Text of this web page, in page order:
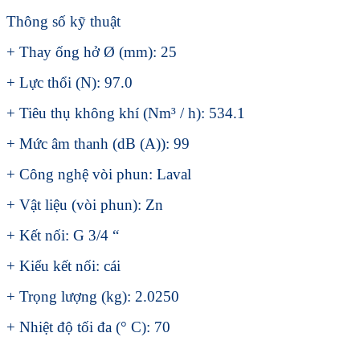
Thông số kỹ thuật
+ Thay ống hở Ø (mm): 25
+ Lực thổi (N): 97.0
+ Tiêu thụ không khí (Nm³ / h): 534.1
+ Mức âm thanh (dB (A)): 99
+ Công nghệ vòi phun: Laval
+ Vật liệu (vòi phun): Zn
+ Kết nối: G 3/4 “
+ Kiểu kết nối: cái
+ Trọng lượng (kg): 2.0250
+ Nhiệt độ tối đa (° C): 70